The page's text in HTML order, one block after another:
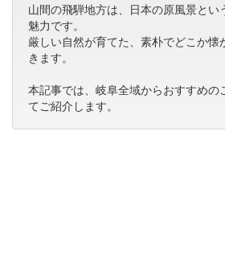
山間の飛騨地方は、日本の原風景とい
魅力です。
厳しい自然が育てた、素朴でどこか懐
きます。
本記事では、岐阜全域からおすすめの
てご紹介します。